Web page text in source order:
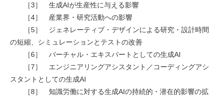
［3］ 生成AIが生産性に与える影響
［4］ 産業界・研究活動への影響
［5］ ジェネレーティブ・デザインによる研究・設計時間
の短縮、シミュレーションとテストの改善
［6］ バーチャル・エキスパートとしての生成AI
［7］ エンジニアリングアシスタント／コーディングアシ
スタントとしての生成AI
［8］ 知識労働に対する生成AIの持続的・潜在的影響の拡